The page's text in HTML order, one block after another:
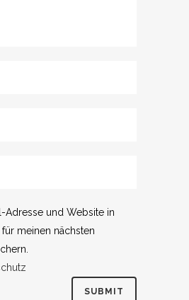
Adresse und Website in
meinen nächsten